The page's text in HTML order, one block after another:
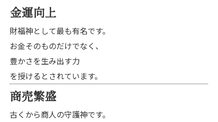
金運向上
財福神として最も有名です。
お金そのものだけでなく、
豊かさを生み出す力
を授けるとされています。
商売繁盛
古くから商人の守護神です。